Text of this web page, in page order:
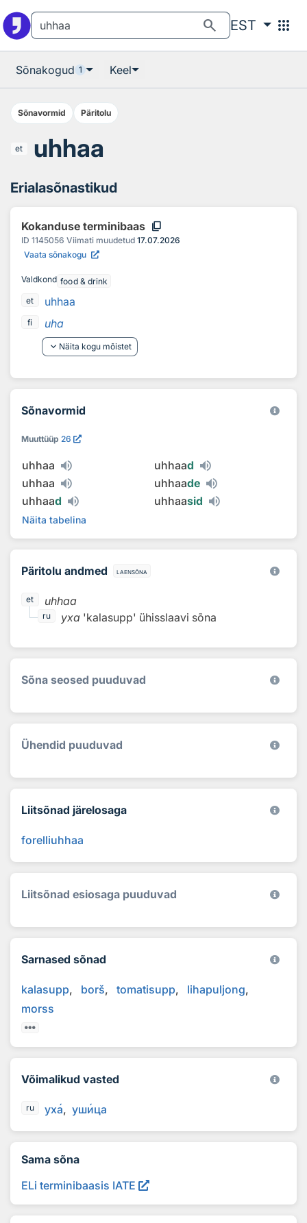
search EST apps
Sõnakogud 1 Keel
Sõnavormid Päritolu
et uhhaa
Erialasõnastikud
Kokanduse terminibaas content_copy
ID 1145056 Viimati muudetud 17.07.2026
Vaata sõnakogu
Valdkond food & drink
et
uhhaa
fi
uha
keyboard_arrow_down Näita kogu mõistet
Sõnavormid
Muuttüüp 26
uhhaa uhhaad
uhhaa
uhhaade
uhhaad uhhaasid
Näita tabelina
Päritolu andmed laensõna
et uhhaa
ru уха 'kalasupp' ühisslaavi sõna
Sõna seosed puuduvad
Ühendid puuduvad
Liitsõnad järelosaga
forelliuhhaa
Liitsõnad esiosaga puuduvad
Sarnased sõnad
kalasupp borš tomatisupp
lihapuljong
morss
Võimalikud vasted
ru уха ушица
Sama sõna
ELi terminibaasis IATE